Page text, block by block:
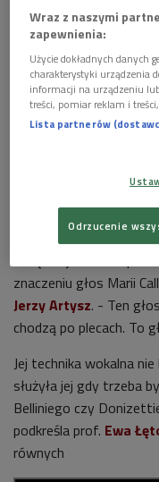
Maria Callas jako Violetta w
Rogers/Wikimedia, lic. CC
"If you want to be a
voice. Period" ("Aby
czego potrrzbujesz to
sławne stwierdzenie
sukcesy - to jej
przez nią postaci,
aktorskie - cecha w jej
znaczeniu głos Marii
Jerzy Artysz. - Ten
chodzą po plecach. To
Jej technika wokalna
służyła jej gdy trzeba
Belliniego czy
podkreśla prof. Ewa
równych
Wraz z naszymi
zapewnienia:
Użycie dokładnych danych
charakterystyki urządzenia
informacji na urządzeniu
treści, pomiar reklam i
Lista partnerów
Odrzucenie